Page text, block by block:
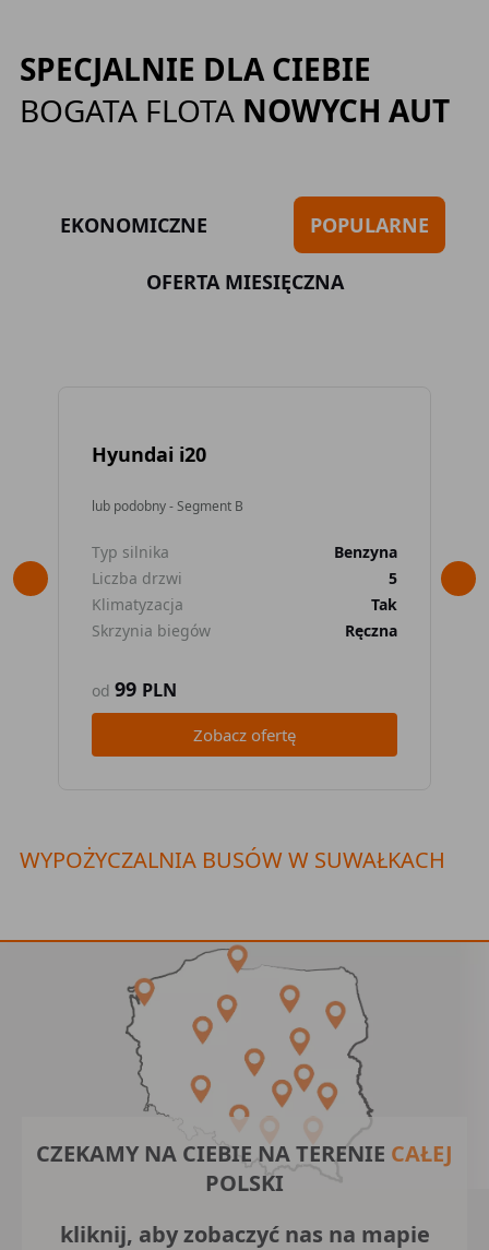
SPECJALNIE DLA CIEBIE
BOGATA FLOTA NOWYCH AUT
EKONOMICZNE POPULARNE
OFERTA MIESIĘCZNA
Hyundai i20
lub podobny - Segment B
Typ silnika
Benzyna
Liczba drzwi
5
Klimatyzacja
Tak
Skrzynia biegów
Ręczna
od 99 PLN
Zobacz ofertę
WYPOŻYCZALNIA BUSÓW W SUWAŁKACH
CZEKAMY NA CIEBIE NA TERENIE CAŁEJ
POLSKI
kliknij, aby zobaczyć nas na mapie